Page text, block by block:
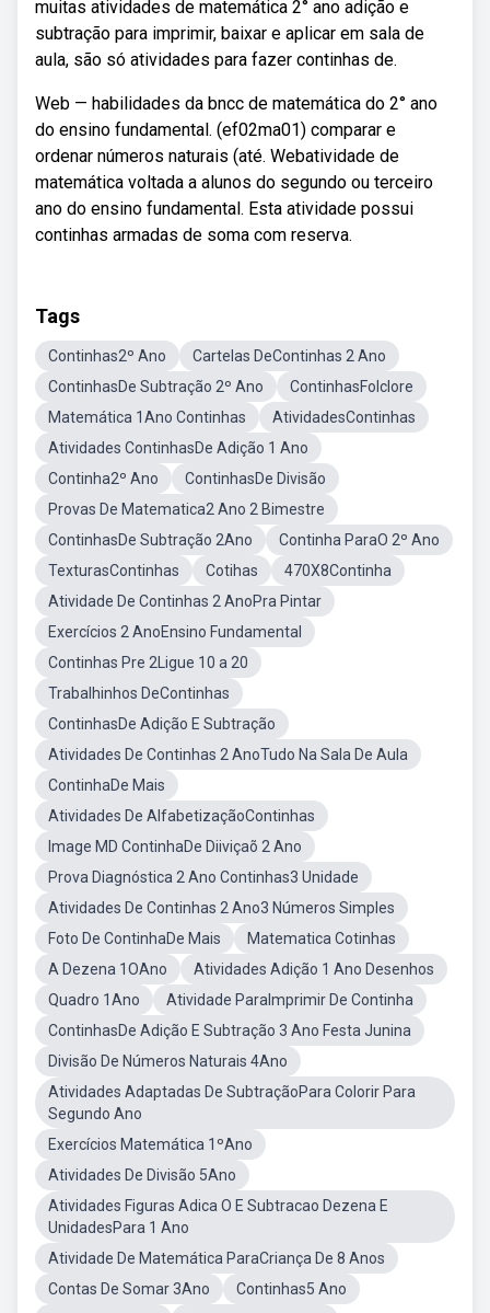
muitas atividades de matemática 2° ano adição e
subtração para imprimir, baixar e aplicar em sala de
aula, são só atividades para fazer continhas de.
Web — habilidades da bncc de matemática do 2° ano
do ensino fundamental. (ef02ma01) comparar e
ordenar números naturais (até. Webatividade de
matemática voltada a alunos do segundo ou terceiro
ano do ensino fundamental. Esta atividade possui
continhas armadas de soma com reserva.
Tags
Continhas2º Ano
Cartelas DeContinhas 2 Ano
ContinhasDe Subtração 2º Ano
ContinhasFolclore
Matemática 1Ano Continhas
AtividadesContinhas
Atividades ContinhasDe Adição 1 Ano
Continha2º Ano
ContinhasDe Divisão
Provas De Matematica2 Ano 2 Bimestre
ContinhasDe Subtração 2Ano
Continha ParaO 2º Ano
TexturasContinhas
Cotihas
470X8Continha
Atividade De Continhas 2 AnoPra Pintar
Exercícios 2 AnoEnsino Fundamental
Continhas Pre 2Ligue 10 a 20
Trabalhinhos DeContinhas
ContinhasDe Adição E Subtração
Atividades De Continhas 2 AnoTudo Na Sala De Aula
ContinhaDe Mais
Atividades De AlfabetizaçãoContinhas
Image MD ContinhaDe Diiviçaõ 2 Ano
Prova Diagnóstica 2 Ano Continhas3 Unidade
Atividades De Continhas 2 Ano3 Números Simples
Foto De ContinhaDe Mais
Matematica Cotinhas
A Dezena 1OAno
Atividades Adição 1 Ano Desenhos
Quadro 1Ano
Atividade ParaImprimir De Continha
ContinhasDe Adição E Subtração 3 Ano Festa Junina
Divisão De Números Naturais 4Ano
Atividades Adaptadas De SubtraçãoPara Colorir Para
Segundo Ano
Exercícios Matemática 1ºAno
Atividades De Divisão 5Ano
Atividades Figuras Adica O E Subtracao Dezena E
UnidadesPara 1 Ano
Atividade De Matemática ParaCriança De 8 Anos
Contas De Somar 3Ano
Continhas5 Ano